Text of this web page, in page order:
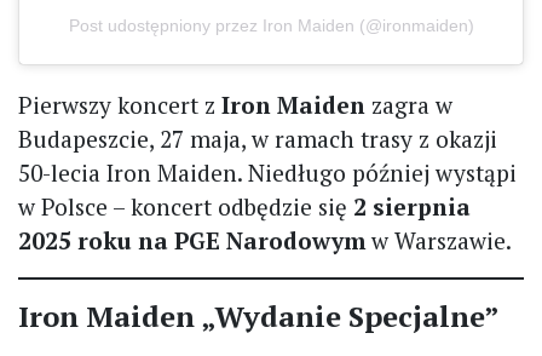
Post udostępniony przez Iron Maiden (@ironmaiden)
Pierwszy koncert z Iron Maiden zagra w
Budapeszcie, 27 maja, w ramach trasy z okazji
50-lecia Iron Maiden. Niedługo później wystąpi
w Polsce – koncert odbędzie się 2 sierpnia
2025 roku na PGE Narodowym w Warszawie.
Iron Maiden „Wydanie Specjalne”